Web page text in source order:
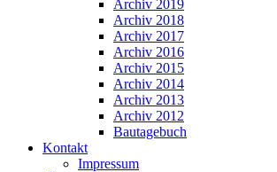
Archiv 2019
Archiv 2018
Archiv 2017
Archiv 2016
Archiv 2015
Archiv 2014
Archiv 2013
Archiv 2012
Bautagebuch
Kontakt
Impressum